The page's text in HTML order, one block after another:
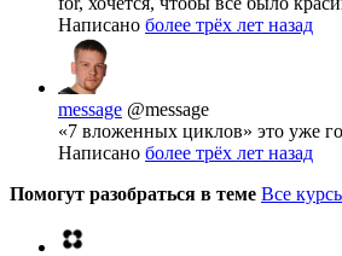
Написано более трёх лет назад
message @message
«7 вложенных циклов» это уже
Написано более трёх лет назад
Помогут разобраться в теме Все